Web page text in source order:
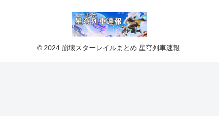
© 2024 崩壊スターレイルまとめ 星穹列車速報.